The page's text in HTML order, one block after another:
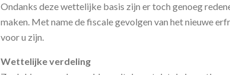
Ondanks deze wettelijke basis zijn er toch genoeg
maken. Met name de fiscale gevolgen van het nieuwe
voor u zijn.
Wettelijke verdeling